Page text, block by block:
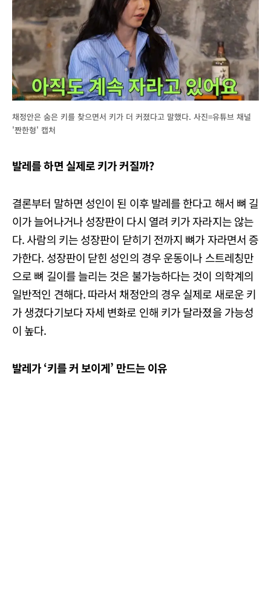
채정안은 숨은 키를 찾으면서 키가 더 커졌다고 말했다. 사진=유튜브 채널
'짠한형' 캡처
발레를 하면 실제로 키가 커질까?
결론부터 말하면 성인이 된 이후 발레를 한다고 해서 뼈 길
이가 늘어나거나 성장판이 다시 열려 키가 자라지는 않는
다. 사람의 키는 성장판이 닫히기 전까지 뼈가 자라면서 증
가한다. 성장판이 닫힌 성인의 경우 운동이나 스트레칭만
으로 뼈 길이를 늘리는 것은 불가능하다는 것이 의학계의
일반적인 견해다. 따라서 채정안의 경우 실제로 새로운 키
가 생겼다기보다 자세 변화로 인해 키가 달라졌을 가능성
이 높다.
발레가 ‘키를 커 보이게’ 만드는 이유